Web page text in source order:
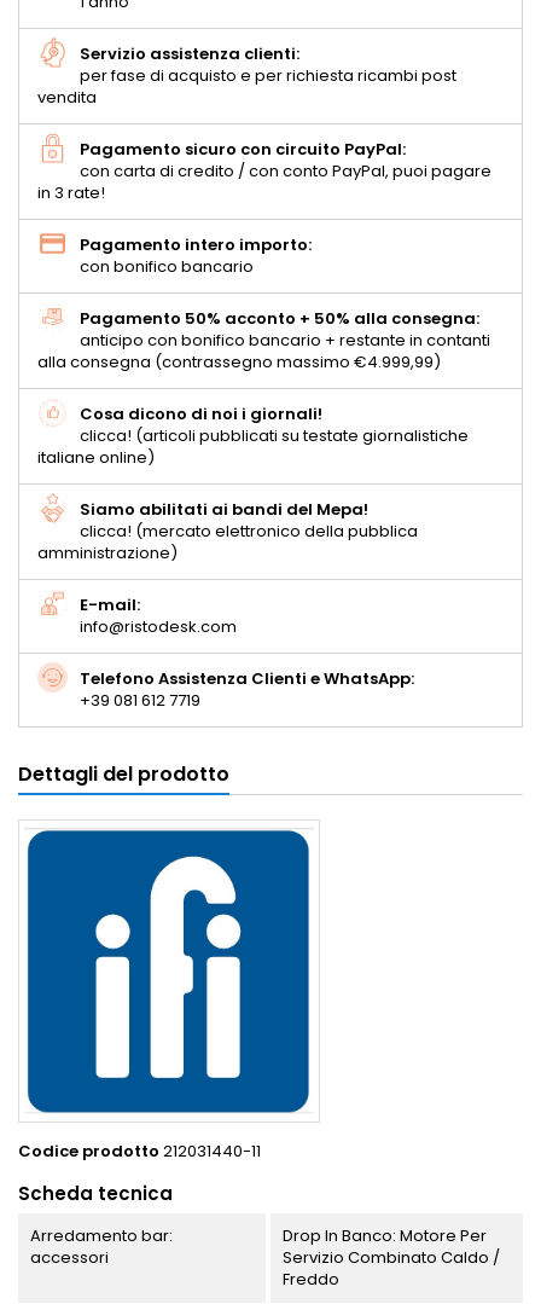
Servizio assistenza clienti:
per fase di acquisto e per richiesta ricambi post
vendita
Pagamento sicuro con circuito PayPal:
con carta di credito / con conto PayPal, puoi pagare
in 3 rate!
Pagamento intero importo:
con bonifico bancario
Pagamento 50% acconto + 50% alla consegna:
anticipo con bonifico bancario + restante in contanti
alla consegna (contrassegno massimo €4.999,99)
Cosa dicono di noi i giornali!
clicca! (articoli pubblicati su testate giornalistiche
italiane online)
Siamo abilitati ai bandi del Mepa!
clicca! (mercato elettronico della pubblica
amministrazione)
E-mail:
info@ristodesk.com
Telefono Assistenza Clienti e WhatsApp:
+39 081 612 7719
Dettagli del prodotto
Codice prodotto 212031440-11
Scheda tecnica
Arredamento bar:
accessori
Drop In Banco: Motore Per
Servizio Combinato Caldo /
Freddo